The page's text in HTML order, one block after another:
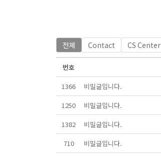
전체 Contact CS Center
번호
1366
비밀글입니다.
1250
비밀글입니다.
1382
비밀글입니다.
710
비밀글입니다.